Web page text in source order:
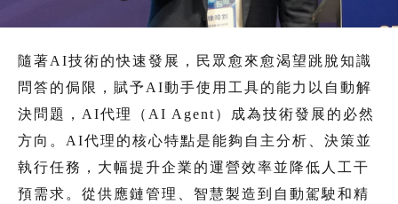
隨著AI技術的快速發展，民眾愈來愈渴望跳脫知識
問答的侷限，賦予AI動手使用工具的能力以自動解
決問題，AI代理（AI Agent）成為技術發展的必然
方向。AI代理的核心特點是能夠自主分析、決策並
執行任務，大幅提升企業的運營效率並降低人工干
預需求。從供應鏈管理、智慧製造到自動駕駛和精